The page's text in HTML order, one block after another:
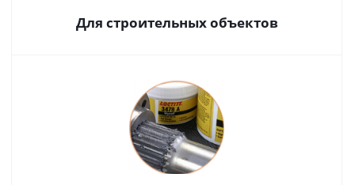
Для строительных объектов